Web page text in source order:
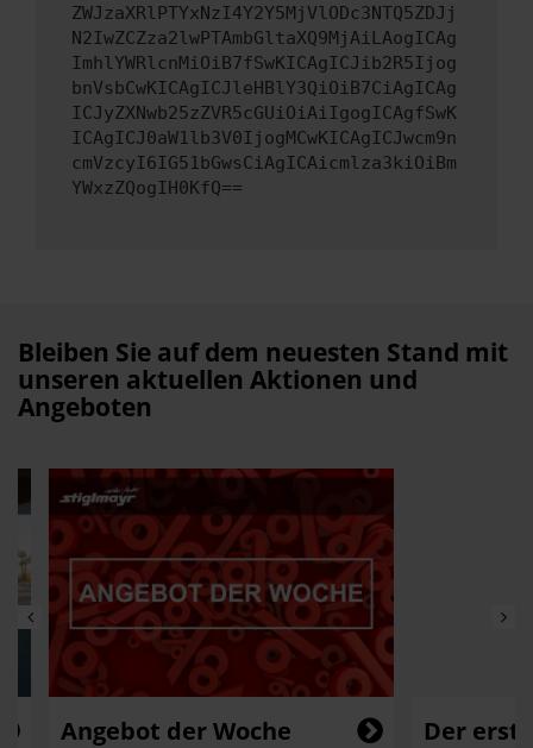
ZWJzaXRlPTYxNzI4Y2Y5MjVlODc3NTQ5ZDJj
N2IwZCZza2lwPTAmbGltaXQ9MjAiLAogICAg
ImhlYWRlcnMiOiB7fSwKICAgICJib2R5Ijog
bnVsbCwKICAgICJleHBlY3QiOiB7CiAgICAg
ICJyZXNwb25zZVR5cGUiOiAiIgogICAgfSwK
ICAgICJ0aW1lb3V0IjogMCwKICAgICJwcm9n
cmVzcyI6IG51bGwsCiAgICAicmlza3kiOiBm
YWxzZQogIH0KfQ==
Bleiben Sie auf dem neuesten Stand mit
unseren aktuellen Aktionen und
Angeboten
Angebot der Woche Der erste